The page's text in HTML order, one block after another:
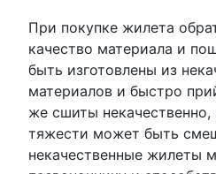
При покупке жилета
качество материала и
быть изготовлены из
материалов и быстро
же сшиты некачественно,
тяжести может быть
некачественные жилеты